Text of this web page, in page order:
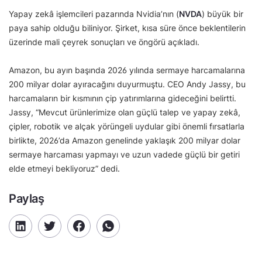
Yapay zekâ işlemcileri pazarında Nvidia’nın (NVDA) büyük bir
paya sahip olduğu biliniyor. Şirket, kısa süre önce beklentilerin
üzerinde mali çeyrek sonuçları ve öngörü açıkladı.
Amazon, bu ayın başında 2026 yılında sermaye harcamalarına
200 milyar dolar ayıracağını duyurmuştu. CEO Andy Jassy, bu
harcamaların bir kısmının çip yatırımlarına gideceğini belirtti.
Jassy, “Mevcut ürünlerimize olan güçlü talep ve yapay zekâ,
çipler, robotik ve alçak yörüngeli uydular gibi önemli fırsatlarla
birlikte, 2026’da Amazon genelinde yaklaşık 200 milyar dolar
sermaye harcaması yapmayı ve uzun vadede güçlü bir getiri
elde etmeyi bekliyoruz” dedi.
Paylaş